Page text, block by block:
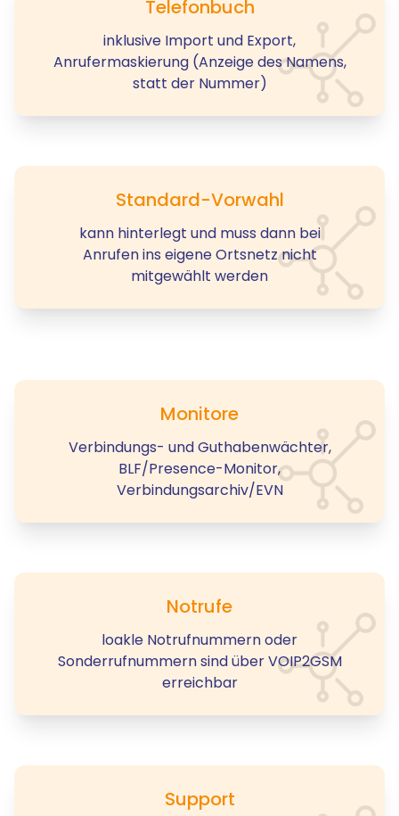
Telefonbuch
inklusive Import und Export,
Anrufermaskierung (Anzeige des Namens,
statt der Nummer)
Standard-Vorwahl
kann hinterlegt und muss dann bei
Anrufen ins eigene Ortsnetz nicht
mitgewählt werden
Monitore
Verbindungs- und Guthabenwächter,
BLF/Presence-Monitor,
Verbindungsarchiv/EVN
Notrufe
loakle Notrufnummern oder
Sonderrufnummern sind über VOIP2GSM
erreichbar
Support